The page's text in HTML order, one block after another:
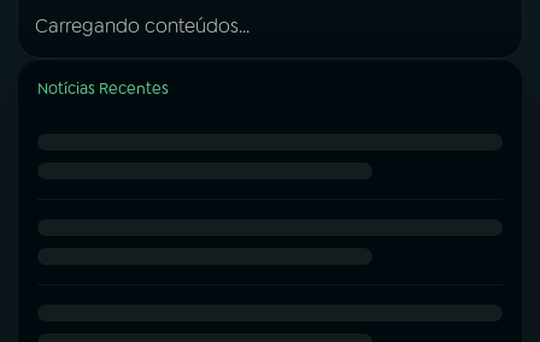
Carregando conteúdos...
Notícias Recentes